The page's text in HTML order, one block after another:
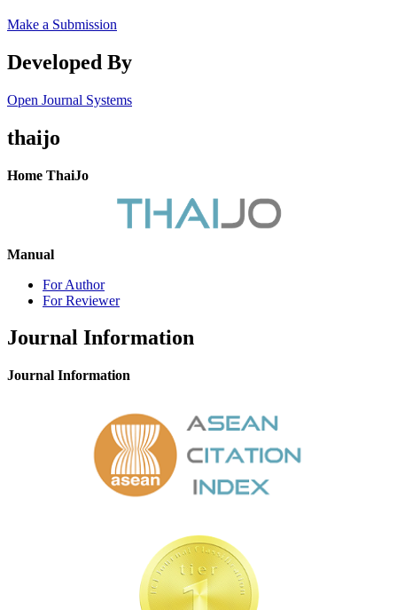
Make a Submission
Developed By
Open Journal Systems
thaijo
Home ThaiJo
Manual
For Author
For Reviewer
Journal Information
Journal Information